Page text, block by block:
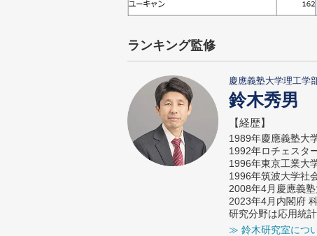
ランキング監修
慶應義塾大学理工学
鈴木秀男
【経歴】
1989年慶應義塾大
1992年ロチェスタ
1996年東京工業大
1996年筑波大学社
2008年4月慶應義
2023年4月内閣府
研究分野は応用統
≫ 鈴木研究室につ